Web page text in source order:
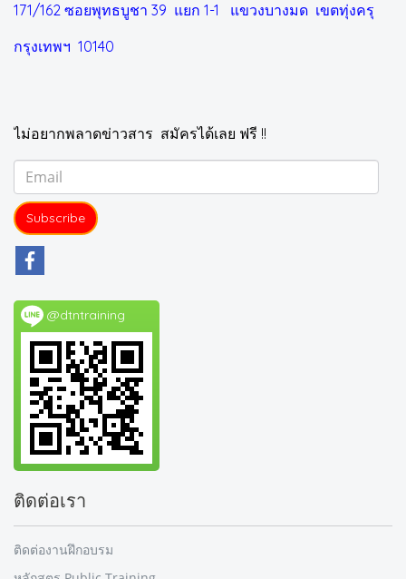
171/162 ซอยพุทธบูชา 39 แยก 1-1 แขวงบางมด เขตทุ่งครุ
กรุงเทพฯ 10140
ไม่อยากพลาดข่าวสาร สมัครได้เลย ฟรี !!
Subscribe
@dtntraining
ติดต่อเรา
ติดต่องานฝึกอบรม